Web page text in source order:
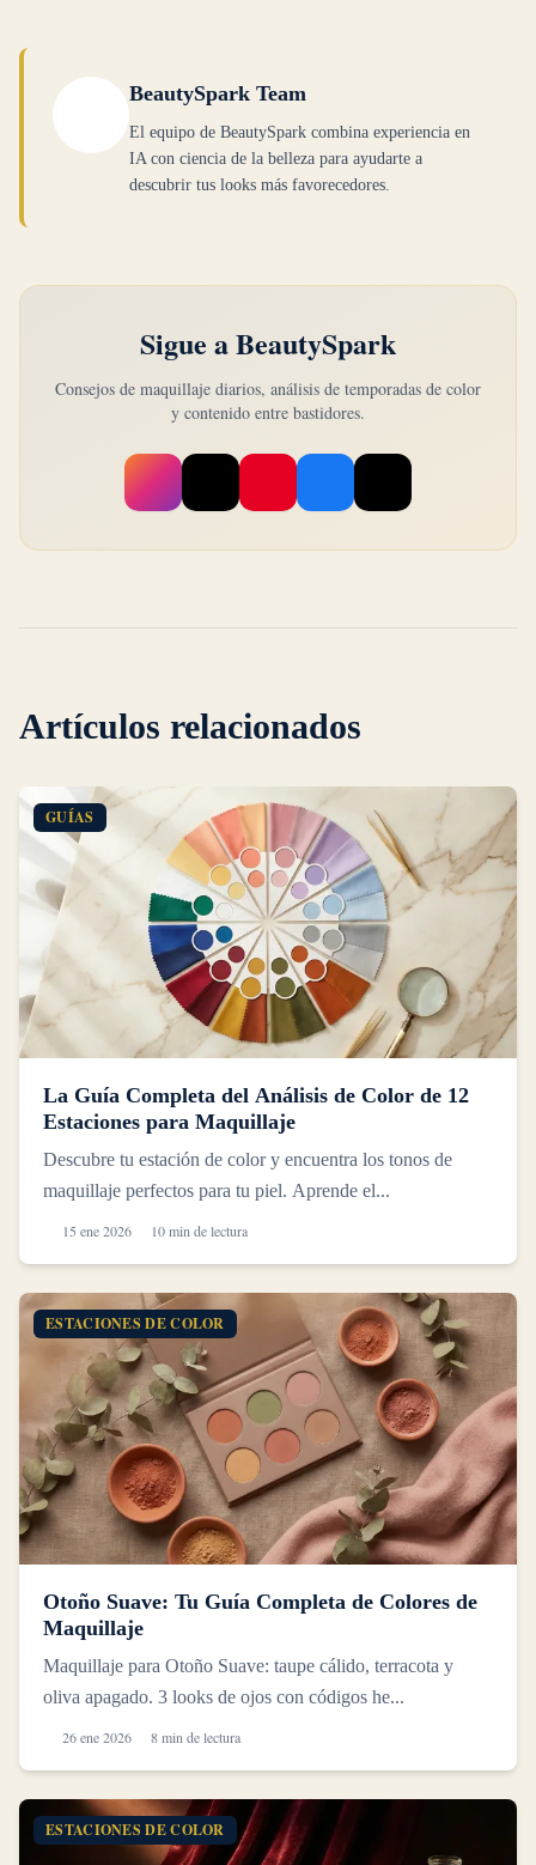
BeautySpark Team
El equipo de BeautySpark combina experiencia en
IA con ciencia de la belleza para ayudarte a
descubrir tus looks más favorecedores.
Sigue a BeautySpark
Consejos de maquillaje diarios, análisis de temporadas de color
y contenido entre bastidores.
Artículos relacionados
GUÍAS
La Guía Completa del Análisis de Color de 12
Estaciones para Maquillaje
Descubre tu estación de color y encuentra los tonos de
maquillaje perfectos para tu piel. Aprende el...
15 ene 2026 10 min de lectura
ESTACIONES DE COLOR
Otoño Suave: Tu Guía Completa de Colores de
Maquillaje
Maquillaje para Otoño Suave: taupe cálido, terracota y
oliva apagado. 3 looks de ojos con códigos he...
26 ene 2026 8 min de lectura
ESTACIONES DE COLOR